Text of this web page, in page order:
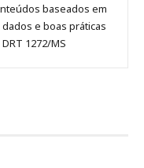
baseados em
e boas práticas
1272/MS